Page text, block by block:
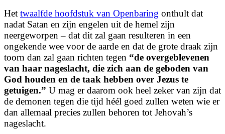
Het twaalfde hoofdstuk van Openbaring onthult dat
nadat Satan en zijn engelen uit de hemel zijn
neergeworpen – dat dit zal gaan resulteren in een
ongekende wee voor de aarde en dat de grote draak zijn
toorn dan zal gaan richten tegen “de overgeblevenen
van haar nageslacht, die zich aan de geboden van
God houden en de taak hebben over Jezus te
getuigen.” U mag er daarom ook heel zeker van zijn dat
de demonen tegen die tijd héél goed zullen weten wie er
dan allemaal precies zullen behoren tot Jehovah’s
nageslacht.